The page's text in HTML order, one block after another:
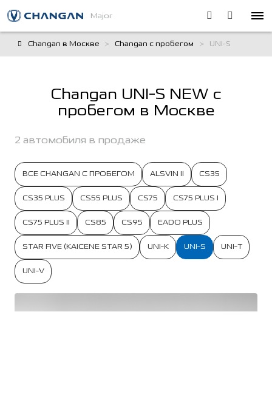
Major
Changan в Москве Changan с пробегом UNI-S
Changan UNI-S NEW с
пробегом в Москве
2 автомобиля в продаже
ВСЕ CHANGAN С ПРОБЕГОМ ALSVIN II CS35
CS35 PLUS CS55 PLUS CS75 CS75 PLUS I
CS75 PLUS II CS85 CS95 EADO PLUS
STAR FIVE (KAICENE STAR 5) UNI-K UNI-S UNI-T
UNI-V